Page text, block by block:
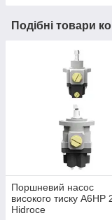
Подібні товари
Поршневий насос
високого тиску A6HP
Hidroce